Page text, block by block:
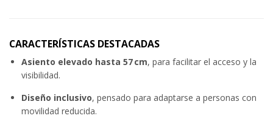
CARACTERÍSTICAS DESTACADAS
Asiento elevado hasta 57 cm, para facilitar el acceso y la
visibilidad.
Diseño inclusivo, pensado para adaptarse a personas con
movilidad reducida.